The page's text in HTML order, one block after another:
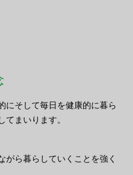
にそして毎日を健康的に暮ら
まいります。
がら暮らしていくことを強く